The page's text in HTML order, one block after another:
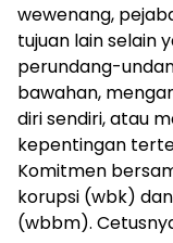
wewenang,
tujuan lain selain
perundang-
bawahan,
diri sendiri, atau
kepentingan
Komitmen
korupsi (wbk)
(wbbm).